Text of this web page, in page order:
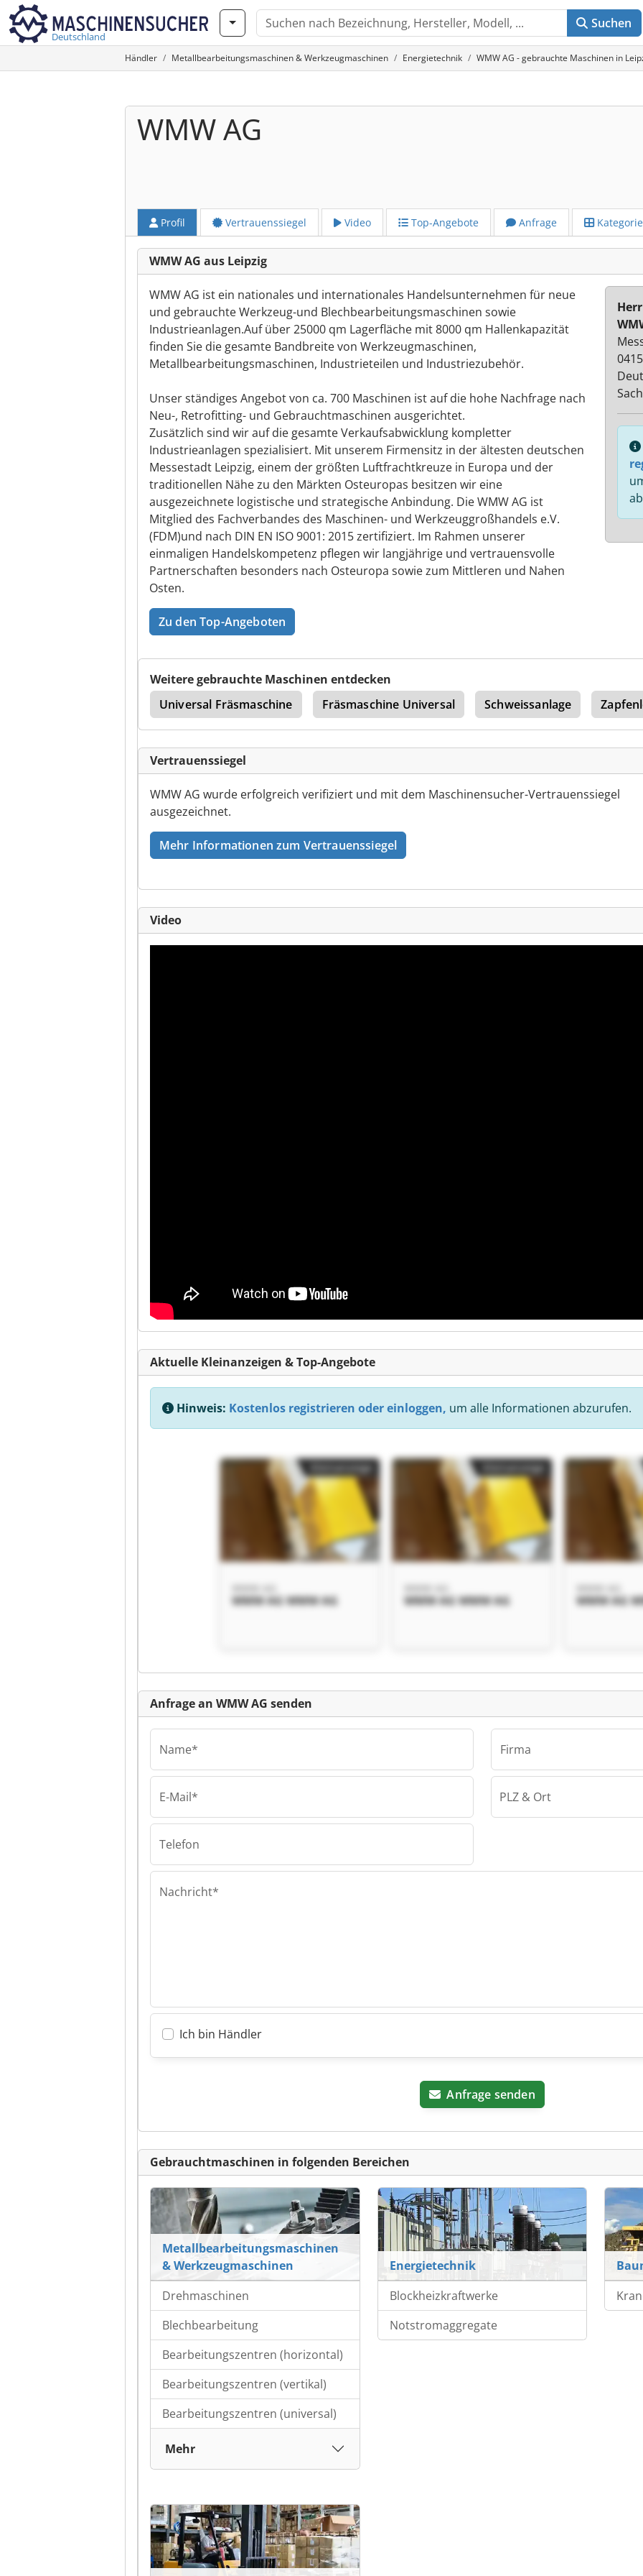
Deutschland
Suchen
Händler Metallbearbeitungsmaschinen & Werkzeugmaschinen Energietechnik WMW AG - gebrauchte Maschinen in
WMW AG
Profil Vertrauenssiegel Video Top-Angebote Anfrage
WMW AG aus Leipzig
WMW AG ist ein nationales und internationales Handelsunternehmen für neue
und gebrauchte Werkzeug-und Blechbearbeitungsmaschinen sowie
Industrieanlagen.Auf über 25000 qm Lagerfläche mit 8000 qm Hallenkapazität
finden Sie die gesamte Bandbreite von Werkzeugmaschinen,
Metallbearbeitungsmaschinen, Industrieteilen und Industriezubehör.
Unser ständiges Angebot von ca. 700 Maschinen ist auf die hohe Nachfrage nach
Neu-, Retrofitting- und Gebrauchtmaschinen ausgerichtet.
Zusätzlich sind wir auf die gesamte Verkaufsabwicklung kompletter
Industrieanlagen spezialisiert. Mit unserem Firmensitz in der ältesten deutschen
Messestadt Leipzig, einem der größten Luftfrachtkreuze in Europa und der
traditionellen Nähe zu den Märkten Osteuropas besitzen wir eine
ausgezeichnete logistische und strategische Anbindung. Die WMW AG ist
Mitglied des Fachverbandes des Maschinen- und Werkzeuggroßhandels e.V.
(FDM)und nach DIN EN ISO 9001: 2015 zertifiziert. Im Rahmen unserer
einmaligen Handelskompetenz pflegen wir langjährige und vertrauensvolle
Partnerschaften besonders nach Osteuropa sowie zum Mittleren und Nahen
Osten.
Zu den Top-Angeboten
Weitere gebrauchte Maschinen entdecken
Universal Fräsmaschine
Fräsmaschine Universal Schweissanlage
Vertrauenssiegel
WMW AG wurde erfolgreich verifiziert und mit dem Maschinensucher-Vertrauenssiegel
ausgezeichnet.
Mehr Informationen zum Vertrauenssiegel
Video
Aktuelle Kleinanzeigen & Top-Angebote
Hinweis: Kostenlos registrieren oder einloggen, um alle Informationen abzurufen.
WMW AG WMW AG WMW AG WMW AG WMW AG
Kleinanzeige
Anfrage an WMW AG senden
Name*
E-Mail*
Telefon
Firma
PLZ & Ort
Nachricht*
Ich bin Händler
Anfrage senden
Gebrauchtmaschinen in folgenden Bereichen
Metallbearbeitungsmaschinen
& Werkzeugmaschinen
Drehmaschinen
Blechbearbeitung
Bearbeitungszentren (horizontal)
Bearbeitungszentren (vertikal)
Bearbeitungszentren (universal)
Mehr
Energietechnik
Blockheizkraftwerke
Notstromaggregate